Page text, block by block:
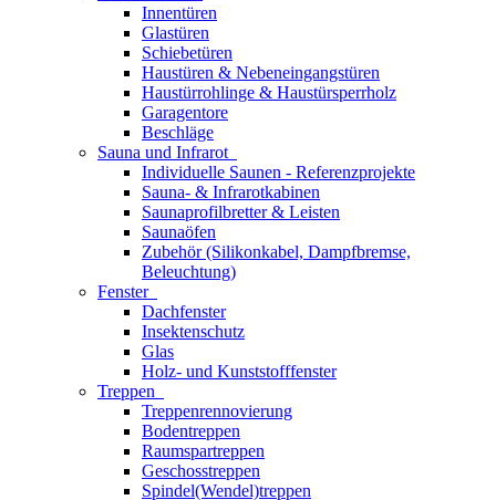
Innentüren
Glastüren
Schiebetüren
Haustüren & Nebeneingangstüren
Haustürrohlinge & Haustürsperrholz
Garagentore
Beschläge
Sauna und Infrarot
Individuelle Saunen - Referenzprojekte
Sauna- & Infrarotkabinen
Saunaprofilbretter & Leisten
Saunaöfen
Zubehör (Silikonkabel, Dampfbremse,
Beleuchtung)
Fenster
Dachfenster
Insektenschutz
Glas
Holz- und Kunststofffenster
Treppen
Treppenrennovierung
Bodentreppen
Raumspartreppen
Geschosstreppen
Spindel(Wendel)treppen